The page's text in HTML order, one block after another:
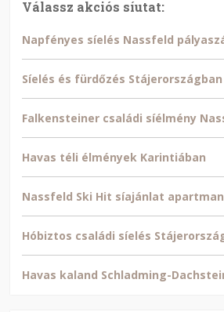
Válassz akciós síutat:
Napfényes síelés Nassfeld
Síelés és fürdőzés Stájerországban
Falkensteiner családi síélmény
Havas téli élmények Karintiában
Nassfeld Ski Hit síajánlat
Hóbiztos családi síelés
Havas kaland Schladming-